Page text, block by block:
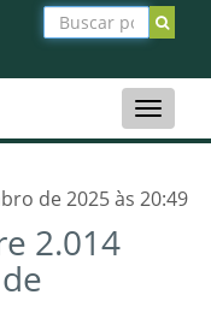
Toggle
de 2025 às 20:49
2.014